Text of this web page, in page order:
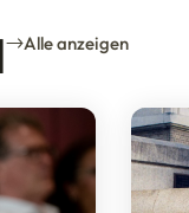
Alle anzeigen